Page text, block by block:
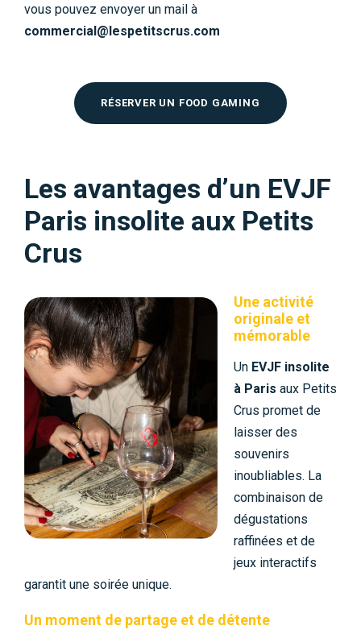
vous pouvez envoyer un mail à
commercial@lespetitscrus.com
RÉSERVER UN FOOD GAMING
Les avantages d’un EVJF
Paris insolite aux Petits
Crus
Une activité
originale et
mémorable
Un EVJF insolite
à Paris aux Petits
Crus promet de
laisser des
souvenirs
inoubliables. La
combinaison de
dégustations
raffinées et de
jeux interactifs
garantit une soirée unique.
Un moment de partage et de détente